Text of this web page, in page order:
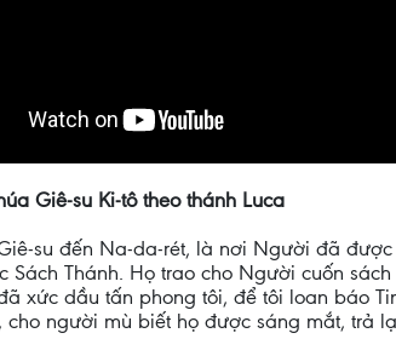
Giê-su Ki-tô theo thánh Luca
su đến Na-da-rét, là nơi Người đã
Sách Thánh. Họ trao cho Người cuốn
xức dầu tấn phong tôi, để tôi loan báo
cho người mù biết họ được sáng mắt, trả